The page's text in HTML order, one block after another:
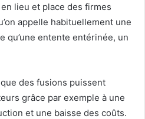
lieu et place des firmes
appelle habituellement une
qu’une entente entérinée, un
des fusions puissent
grâce par exemple à une
et une baisse des coûts.